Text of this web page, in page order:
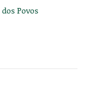
Povos